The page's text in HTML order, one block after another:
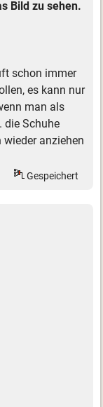
Bild zu sehen.
schon immer
es kann nur
man als
die Schuhe
anziehen
Gespeichert